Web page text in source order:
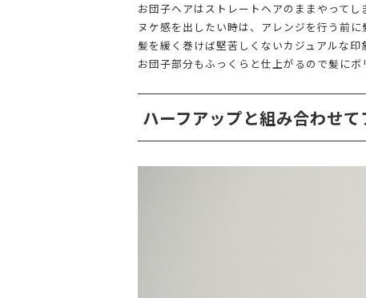
お団子ヘアはストレートヘアのままやって
ヌケ感を出したい時は、アレンジを行う前
髪を緩く巻けば堅苦しくないカジュアルな
お団子部分もふっくらと仕上がるので髪に
ハーフアップと組み合わせ